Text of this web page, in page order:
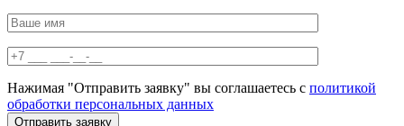
Нажимая "Отправить заявку" вы соглашаетесь с политикой
обработки персональных данных